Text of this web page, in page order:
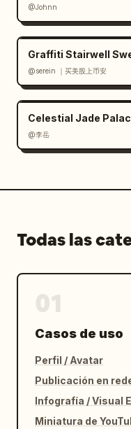
@Johnn
Graffiti Stairwell
@serein ｜买美股上币安
Celestial Jade
@李岳
Todas las
Casos de uso
Perfil / Avatar
Publicación en
Infografía / Visual
Miniatura de